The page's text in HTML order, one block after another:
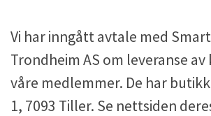
Vi har inngått avtale med
Trondheim AS om leveranse
våre medlemmer. De har
1, 7093 Tiller. Se nettsiden